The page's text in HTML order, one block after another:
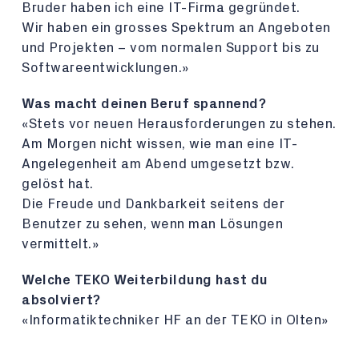
Bruder haben ich eine IT-Firma gegründet.
Wir haben ein grosses Spektrum an Angeboten
und Projekten – vom normalen Support bis zu
Softwareentwicklungen.»
Was macht deinen Beruf spannend?
«Stets vor neuen Herausforderungen zu stehen.
Am Morgen nicht wissen, wie man eine IT-
Angelegenheit am Abend umgesetzt bzw.
gelöst hat.
Die Freude und Dankbarkeit seitens der
Benutzer zu sehen, wenn man Lösungen
vermittelt.»
Welche TEKO Weiterbildung hast du
absolviert?
«Informatiktechniker HF an der TEKO in Olten»